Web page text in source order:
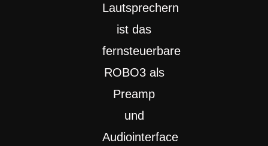
Lautsprechern
ist das
fernsteuerbare
ROBO3 als
Preamp
und
Audiointerface